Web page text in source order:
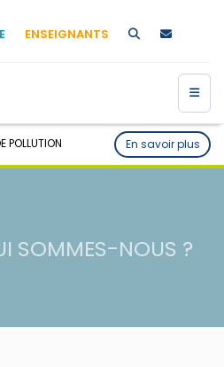
ENSEIGNANTS
POLLUTION En savoir plus
SOMMES-NOUS ?